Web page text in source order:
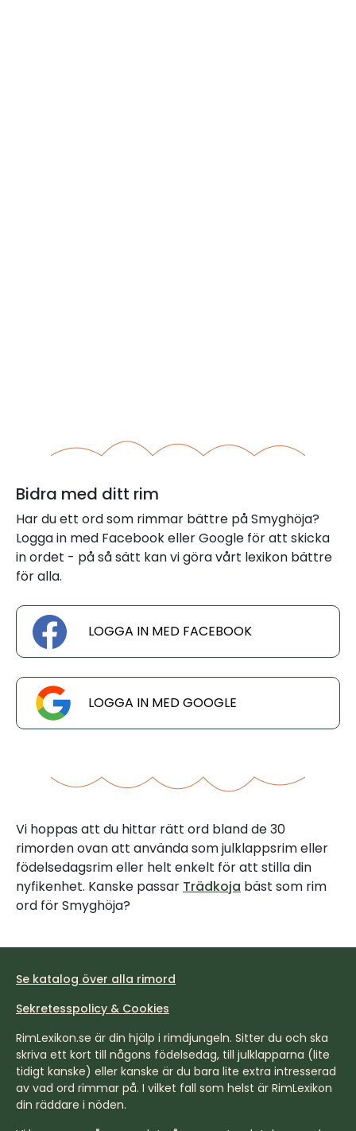
Bidra med ditt rim
Har du ett ord som rimmar bättre på Smyghöja?
Logga in med Facebook eller Google för att skicka
in ordet - på så sätt kan vi göra vårt lexikon bättre
för alla.
LOGGA IN MED FACEBOOK
LOGGA IN MED GOOGLE
Vi hoppas att du hittar rätt ord bland de 30
rimorden ovan att använda som julklappsrim eller
födelsedagsrim eller helt enkelt för att stilla din
nyfikenhet. Kanske passar Trädkoja bäst som rim
ord för Smyghöja?
Se katalog över alla rimord
Sekretesspolicy & Cookies
RimLexikon.se är din hjälp i rimdjungeln. Sitter du och ska
skriva ett kort till någons födelsedag, till julklapparna (lite
tidigt kanske) eller kanske är du bara lite extra intresserad
av vad ord rimmar på. I vilket fall som helst är RimLexikon
din räddare i nöden.